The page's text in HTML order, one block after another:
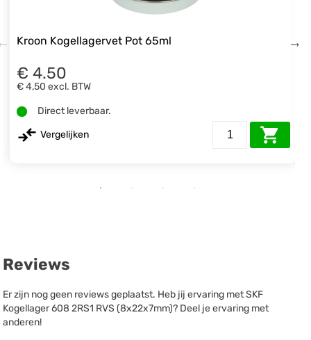
Kroon Kogellagervet Pot 65ml
€ 4.50
€ 4,50 excl. BTW
Direct leverbaar.
Vergelijken
Reviews
Er zijn nog geen reviews geplaatst. Heb jij ervaring met SKF
Kogellager 608 2RS1 RVS (8x22x7mm)? Deel je ervaring met
anderen!